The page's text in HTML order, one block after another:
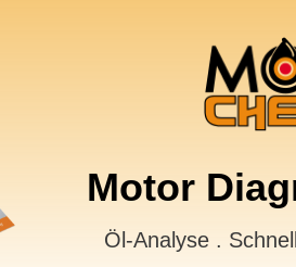
Motor
Öl-Analyse .